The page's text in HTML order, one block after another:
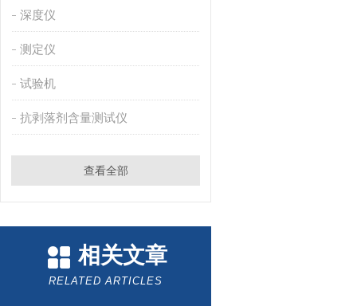
深度仪
测定仪
试验机
抗剥落剂含量测试仪
查看全部
相关文章
RELATED ARTICLES